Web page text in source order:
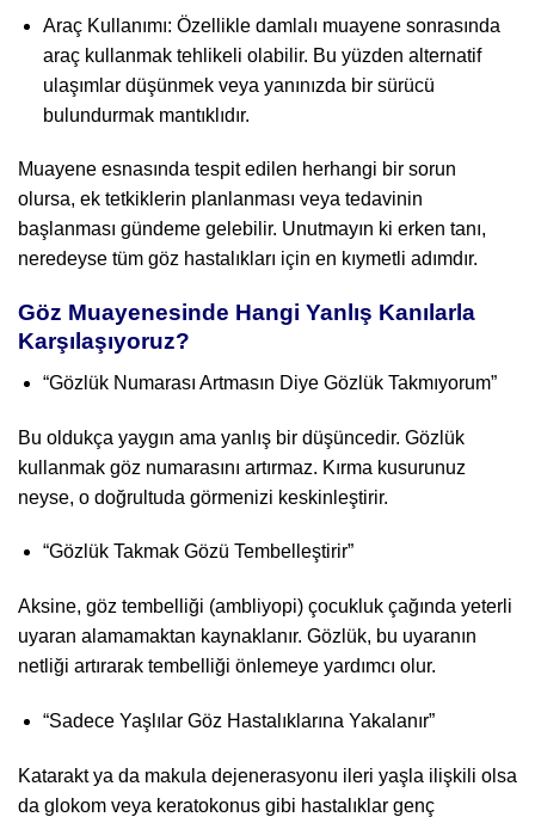
Araç Kullanımı: Özellikle damlalı muayene sonrasında
araç kullanmak tehlikeli olabilir. Bu yüzden alternatif
ulaşımlar düşünmek veya yanınızda bir sürücü
bulundurmak mantıklıdır.
Muayene esnasında tespit edilen herhangi bir sorun
olursa, ek tetkiklerin planlanması veya tedavinin
başlanması gündeme gelebilir. Unutmayın ki erken tanı,
neredeyse tüm göz hastalıkları için en kıymetli adımdır.
Göz Muayenesinde Hangi Yanlış Kanılarla
Karşılaşıyoruz?
“Gözlük Numarası Artmasın Diye Gözlük Takmıyorum”
Bu oldukça yaygın ama yanlış bir düşüncedir. Gözlük
kullanmak göz numarasını artırmaz. Kırma kusurunuz
neyse, o doğrultuda görmenizi keskinleştirir.
“Gözlük Takmak Gözü Tembelleştirir”
Aksine, göz tembelliği (ambliyopi) çocukluk çağında yeterli
uyaran alamamaktan kaynaklanır. Gözlük, bu uyaranın
netliği artırarak tembelliği önlemeye yardımcı olur.
“Sadece Yaşlılar Göz Hastalıklarına Yakalanır”
Katarakt ya da makula dejenerasyonu ileri yaşla ilişkili olsa
da glokom veya keratokonus gibi hastalıklar genç